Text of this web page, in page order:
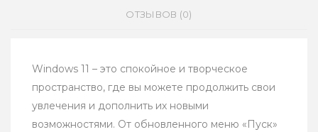
ОТЗЫВОВ (0)
Windows 11 – это спокойное и творческое
пространство, где вы можете продолжить свои
увлечения и дополнить их новыми
возможностями. От обновленного меню «Пуск»